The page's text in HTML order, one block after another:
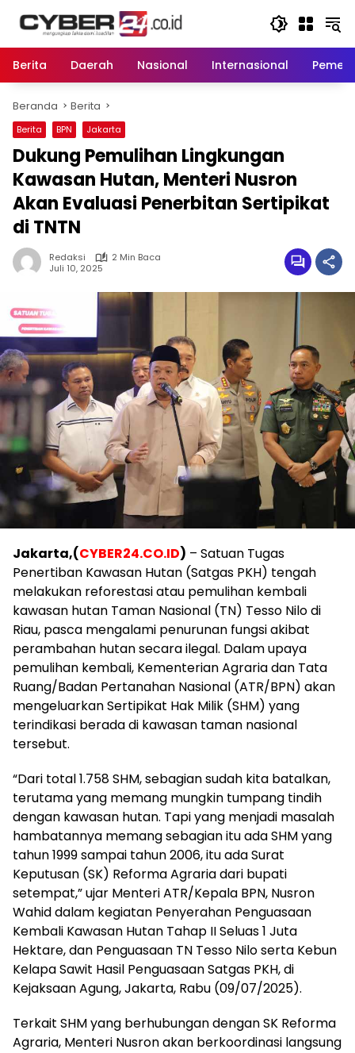
Berita
Daerah Nasional Internasional
Beranda Berita
Berita BPN Jakarta
Dukung Pemulihan Lingkungan
Kawasan Hutan, Menteri Nusron
Akan Evaluasi Penerbitan Sertipikat
di TNTN
Redaksi
2 Min Baca
Juli 10, 2025
Jakarta,(CYBER24.CO.ID) – Satuan Tugas
Penertiban Kawasan Hutan (Satgas PKH) tengah
melakukan reforestasi atau pemulihan kembali
kawasan hutan Taman Nasional (TN) Tesso Nilo di
Riau, pasca mengalami penurunan fungsi akibat
perambahan hutan secara ilegal. Dalam upaya
pemulihan kembali, Kementerian Agraria dan Tata
Ruang/Badan Pertanahan Nasional (ATR/BPN) akan
mengeluarkan Sertipikat Hak Milik (SHM) yang
terindikasi berada di kawasan taman nasional
tersebut.
“Dari total 1.758 SHM, sebagian sudah kita batalkan,
terutama yang memang mungkin tumpang tindih
dengan kawasan hutan. Tapi yang menjadi masalah
hambatannya memang sebagian itu ada SHM yang
tahun 1999 sampai tahun 2006, itu ada Surat
Keputusan (SK) Reforma Agraria dari bupati
setempat,” ujar Menteri ATR/Kepala BPN, Nusron
Wahid dalam kegiatan Penyerahan Penguasaan
Kembali Kawasan Hutan Tahap II Seluas 1 Juta
Hektare, dan Penguasaan TN Tesso Nilo serta Kebun
Kelapa Sawit Hasil Penguasaan Satgas PKH, di
Kejaksaan Agung, Jakarta, Rabu (09/07/2025).
Terkait SHM yang berhubungan dengan SK Reforma
Agraria, Menteri Nusron akan berkoordinasi langsung